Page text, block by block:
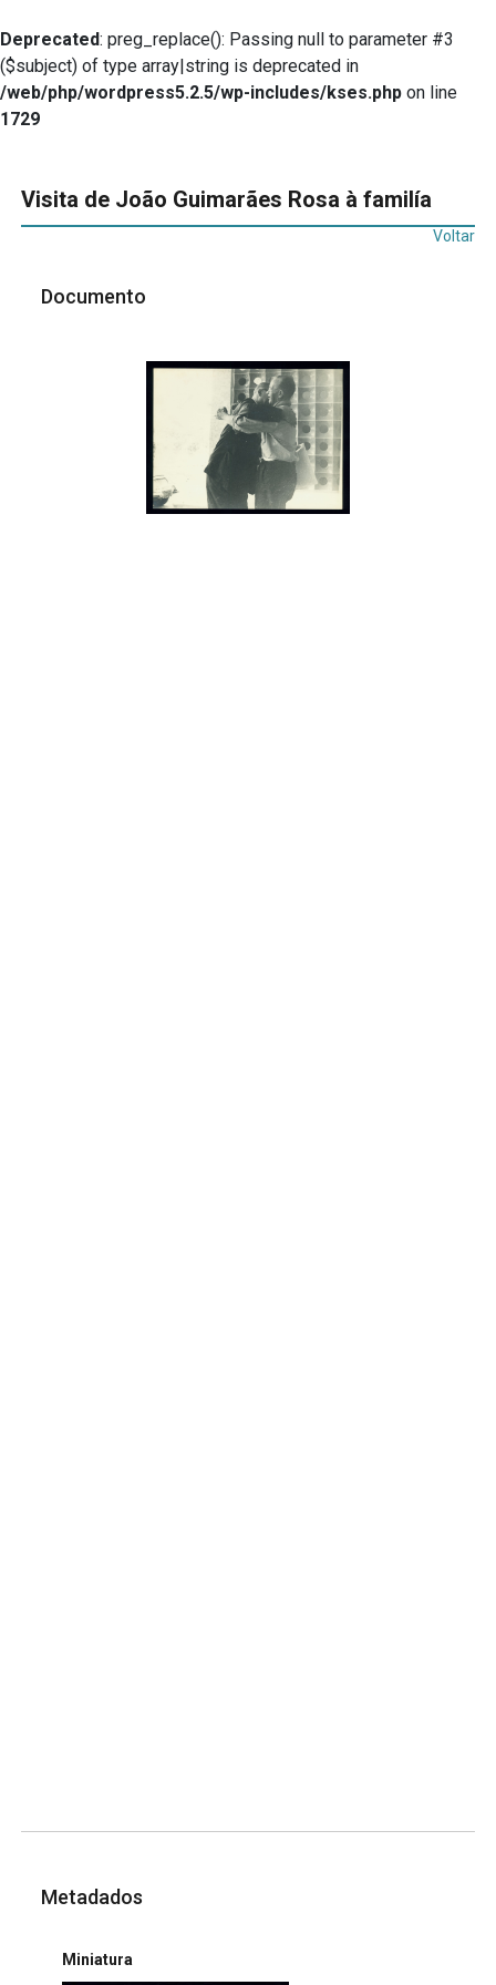
Deprecated: preg_replace(): Passing null to parameter #3
($subject) of type array|string is deprecated in
/web/php/wordpress5.2.5/wp-includes/kses.php on line
1729
Visita de João Guimarães Rosa à familía
Voltar
Documento
Metadados
Miniatura